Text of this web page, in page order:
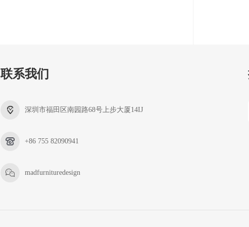
联系我们
深圳市福田区南园路68号上步大厦14IJ
+86 755 82090941
madfurnituredesign